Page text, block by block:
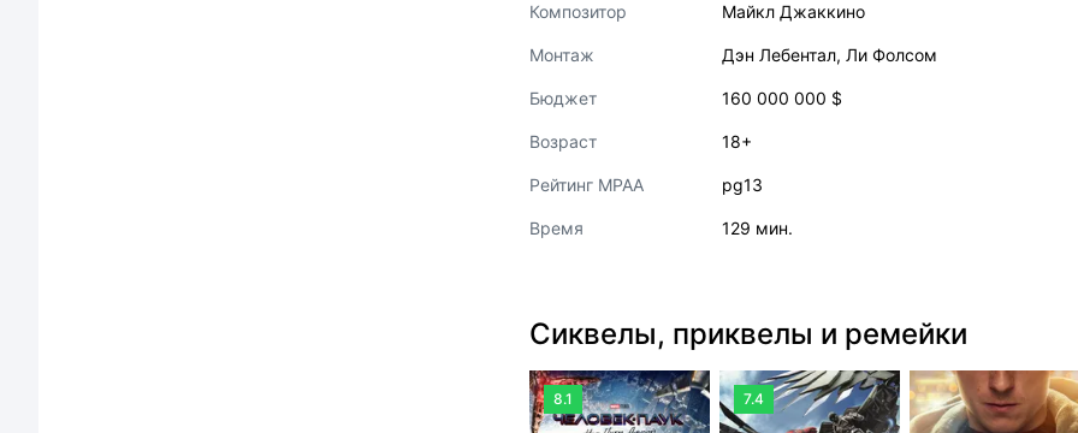
Композитор Майкл Джаккино
Монтаж Дэн Лебентал, Ли Фолсом
Бюджет 160 000 000 $
Возраст 18+
Рейтинг MPAA pg13
Время 129 мин.
Сиквелы, приквелы и ремейки
8.1 7.4